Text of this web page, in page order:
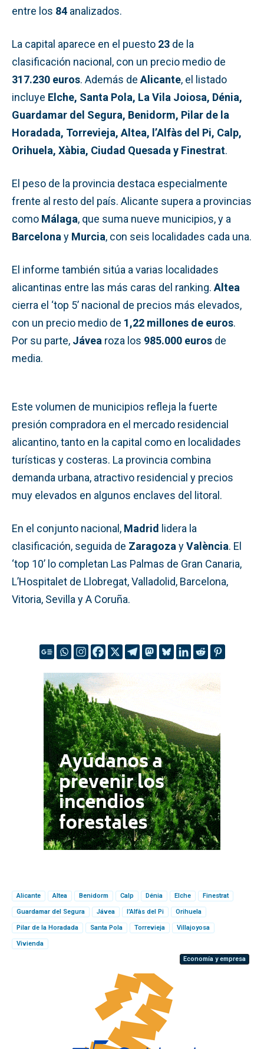
entre los 84 analizados.
La capital aparece en el puesto 23 de la
clasificación nacional, con un precio medio de
317.230 euros. Además de Alicante, el listado
incluye Elche, Santa Pola, La Vila Joiosa, Dénia,
Guardamar del Segura, Benidorm, Pilar de la
Horadada, Torrevieja, Altea, l’Alfàs del Pi, Calp,
Orihuela, Xàbia, Ciudad Quesada y Finestrat.
El peso de la provincia destaca especialmente
frente al resto del país. Alicante supera a provincias
como Málaga, que suma nueve municipios, y a
Barcelona y Murcia, con seis localidades cada una.
El informe también sitúa a varias localidades
alicantinas entre las más caras del ranking. Altea
cierra el ‘top 5’ nacional de precios más elevados,
con un precio medio de 1,22 millones de euros.
Por su parte, Jávea roza los 985.000 euros de
media.
Este volumen de municipios refleja la fuerte
presión compradora en el mercado residencial
alicantino, tanto en la capital como en localidades
turísticas y costeras. La provincia combina
demanda urbana, atractivo residencial y precios
muy elevados en algunos enclaves del litoral.
En el conjunto nacional, Madrid lidera la
clasificación, seguida de Zaragoza yValència. El
‘top 10’ lo completan Las Palmas de Gran Canaria,
L’Hospitalet de Llobregat, Valladolid, Barcelona,
Vitoria, Sevilla y A Coruña.
Alicante Altea Benidorm Calp Dénia Elche Finestrat
Guardamar del Segura Jávea l'Alfàs del Pi Orihuela
Pilar de la Horadada Santa Pola Torrevieja Villajoyosa
Vivienda
Economía y empresa